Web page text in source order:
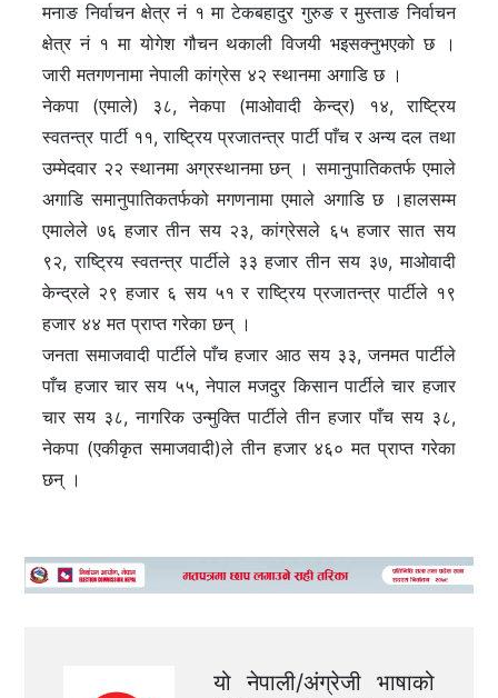
मनाङ निर्वाचन क्षेत्र नं १ मा टेकबहादुर गुरुङ र मुस्ताङ निर्वाचन
क्षेत्र नं १ मा योगेश गौचन थकाली विजयी भइसक्नुभएको छ ।
जारी मतगणनामा नेपाली कांग्रेस ४२ स्थानमा अगाडि छ ।
नेकपा (एमाले) ३८, नेकपा (माओवादी केन्द्र) १४, राष्ट्रिय
स्वतन्त्र पार्टी ११, राष्ट्रिय प्रजातन्त्र पार्टी पाँच र अन्य दल तथा
उम्मेदवार २२ स्थानमा अग्रस्थानमा छन् । समानुपातिकतर्फ एमाले
अगाडि समानुपातिकतर्फको मगणनामा एमाले अगाडि छ ।हालसम्म
एमालेले ७६ हजार तीन सय २३, कांग्रेसले ६५ हजार सात सय
९२, राष्ट्रिय स्वतन्त्र पार्टीले ३३ हजार तीन सय ३७, माओवादी
केन्द्रले २९ हजार ६ सय ५१ र राष्ट्रिय प्रजातन्त्र पार्टीले १९
हजार ४४ मत प्राप्त गरेका छन् ।
जनता समाजवादी पार्टीले पाँच हजार आठ सय ३३, जनमत पार्टीले
पाँच हजार चार सय ५५, नेपाल मजदुर किसान पार्टीले चार हजार
चार सय ३८, नागरिक उन्मुक्ति पार्टीले तीन हजार पाँच सय ३८,
नेकपा (एकीकृत समाजवादी)ले तीन हजार ४६० मत प्राप्त गरेका
छन् ।
यो नेपाली/अंग्रेजी भाषाको